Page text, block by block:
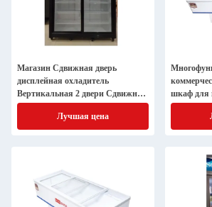
Магазин Сдвижная дверь
дисплейная охладитель
Вертикальная 2 двери Сдвижная
стеклянная охладитель
Лучшая цена
шкаф для